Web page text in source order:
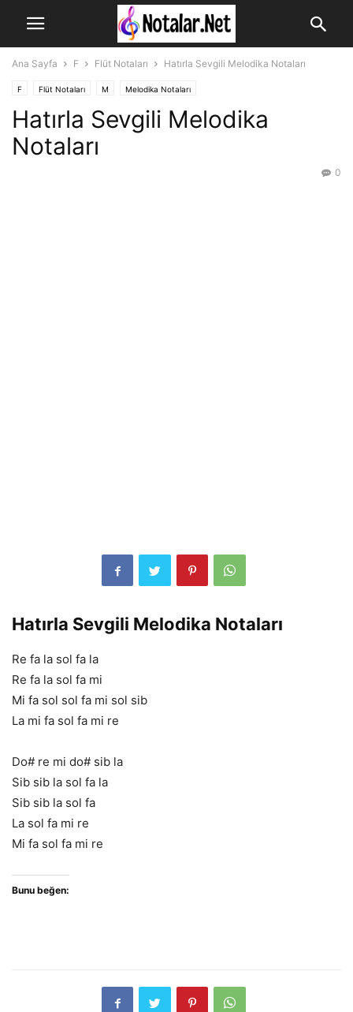
Ana Sayfa F Flüt Notaları Hatırla Sevgili Melodika Notaları
F Flüt Notaları M Melodika Notaları
Hatırla Sevgili Melodika
Notaları
0
Hatırla Sevgili Melodika Notaları
Re fa la sol fa la
Re fa la sol fa mi
Mi fa sol sol fa mi sol sib
La mi fa sol fa mi re
Do# re mi do# sib la
Sib sib la sol fa la
Sib sib la sol fa
La sol fa mi re
Mi fa sol fa mi re
Bunu beğen: